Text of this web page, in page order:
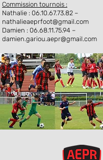
Commission tournois :
Nathalie : 06.10.67.73.82 –
nathalieaeprfoot@gmail.com
Damien : 06.68.11.75.94 –
damien.gariou.aepr@gmail.com